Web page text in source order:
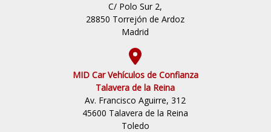
C/ Polo Sur 2,
28850 Torrejón de Ardoz
Madrid
MID Car Vehículos de Confianza
Talavera de la Reina
Av. Francisco Aguirre, 312
45600 Talavera de la Reina
Toledo